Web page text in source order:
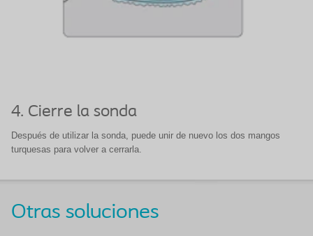
4. Cierre la sonda
Después de utilizar la sonda, puede unir de nuevo los dos mangos
turquesas para volver a cerrarla.
Otras soluciones